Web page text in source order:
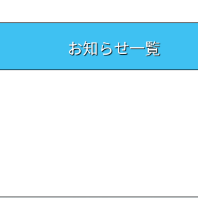
お知らせ一覧